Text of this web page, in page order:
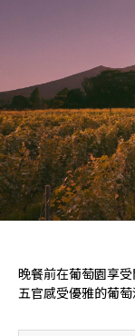
晚餐前在葡萄園享
五官感受優雅的葡萄